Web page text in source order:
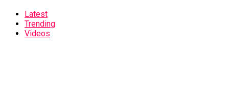
Latest
Trending
Videos